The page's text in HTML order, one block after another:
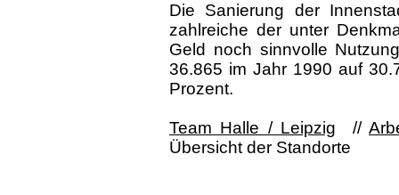
Die Sanierung der
zahlreiche der unter
Geld noch sinnvolle
36.865 im Jahr 1990 auf
Prozent.
Team Halle / Leipzig //
Übersicht der Standorte